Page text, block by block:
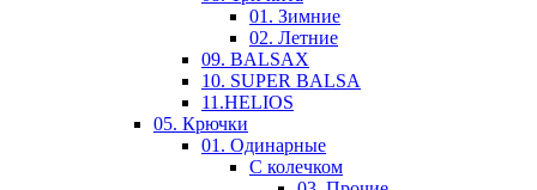
01. Зимние
02. Летние
09. BALSAX
10. SUPER BALSA
11.HELIOS
05. Крючки
01. Одинарные
С колечком